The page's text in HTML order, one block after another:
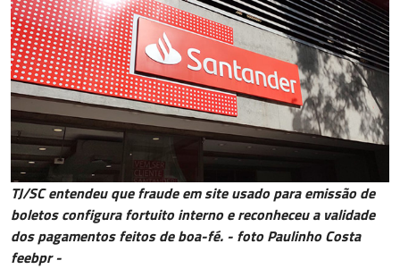
TJ/SC entendeu que fraude em site usado para emissão de
boletos configura fortuito interno e reconheceu a validade
dos pagamentos feitos de boa-fé. - foto Paulinho Costa
feebpr -